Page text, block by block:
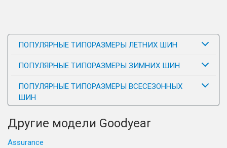
ПОПУЛЯРНЫЕ ТИПОРАЗМЕРЫ ЛЕТНИХ ШИН
ПОПУЛЯРНЫЕ ТИПОРАЗМЕРЫ ЗИМНИХ ШИН
ПОПУЛЯРНЫЕ ТИПОРАЗМЕРЫ ВСЕСЕЗОННЫХ
ШИН
Другие модели Goodyear
Assurance